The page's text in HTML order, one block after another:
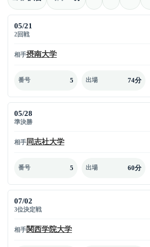
05/21
2回戦
相手摂南大学
番号 5 出場 74分
05/28
準決勝
相手 同志社大学
番号 5 出場 60分
07/02
3位決定戦
相手関西学院大学